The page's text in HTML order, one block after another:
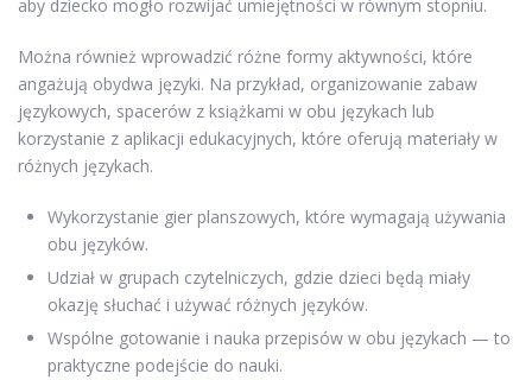
aby dziecko mogło rozwijać umiejętności w równym stopniu.
Można również wprowadzić różne formy aktywności, które
angażują obydwa języki. Na przykład, organizowanie zabaw
językowych, spacerów z książkami w obu językach lub
korzystanie z aplikacji edukacyjnych, które oferują materiały w
różnych językach.
Wykorzystanie gier planszowych, które wymagają używania
obu języków.
Udział w grupach czytelniczych, gdzie dzieci będą miały
okazję słuchać i używać różnych języków.
Wspólne gotowanie i nauka przepisów w obu językach — to
praktyczne podejście do nauki.